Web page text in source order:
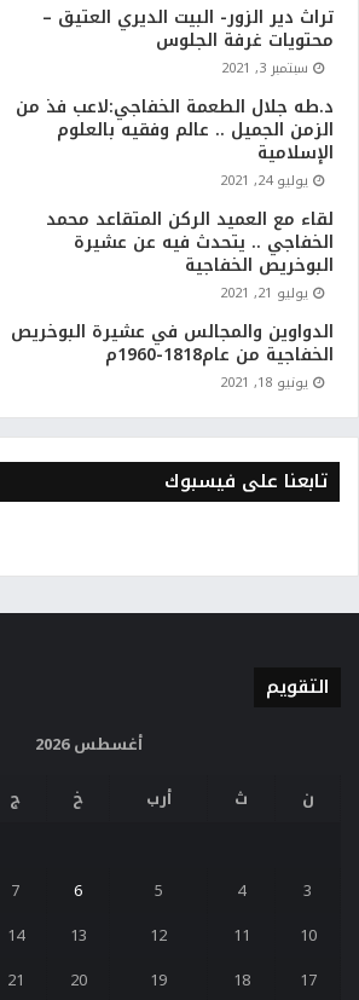
تراث دير الزور- البيت الديري العتيق –
محتويات غرفة الجلوس
سبتمبر 3, 2021
د.طه جلال الطعمة الخفاجي:لاعب فذ من
الزمن الجميل .. عالم وفقيه بالعلوم
الإسلامية
يوليو 24, 2021
لقاء مع العميد الركن المتقاعد محمد
الخفاجي .. يتحدث فيه عن عشيرة
البوخريص الخفاجية
يوليو 21, 2021
الدواوين والمجالس في عشيرة البوخريص
الخفاجية من عام1818-1960م
يونيو 18, 2021
تابعنا على فيسبوك
التقويم
أغسطس 2026
ن
ث أرب خ ج
3
4
5
6
7
10
11
12
13
14
17
18
19
20
21